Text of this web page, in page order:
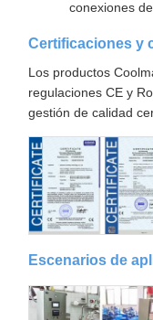
conexiones
Certificaciones y
Los productos
regulaciones CE y
gestión de calidad
Escenarios de